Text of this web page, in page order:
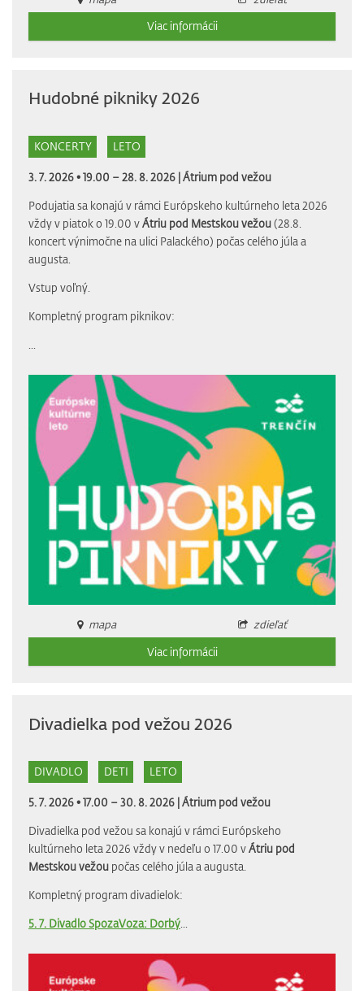
Viac informácii
Hudobné pikniky 2026
KONCERTY LETO
3. 7. 2026 • 19.00 – 28. 8. 2026 |Átrium pod vežou
Podujatia sa konajú v rámci Európskeho kultúrneho leta 2026
vždy v piatok o 19.00 vÁtriu pod Mestskou vežou(28.8.
koncert výnimočne na ulici Palackého) počas celého júla a
augusta.
Vstup voľný.
Kompletný program piknikov:
mapa
zdieľať
Viac informácii
Divadielka pod vežou 2026
DIVADLO DETI LETO
5. 7. 2026 • 17.00 – 30. 8. 2026 |Átrium pod vežou
Divadielka pod vežou sa konajú v rámci Európskeho
kultúrneho leta 2026 vždy v nedeľu o 17.00 vÁtriu pod
Mestskou vežou počas celého júla a augusta.
Kompletný program divadielok:
5. 7. Divadlo SpozaVoza: Dorbý